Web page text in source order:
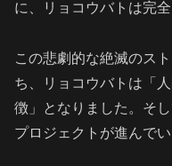
に、リョコウバトは完
この悲劇的な絶滅のス
ち、リョコウバトは「
徴」となりました。そ
プロジェクトが進んでい